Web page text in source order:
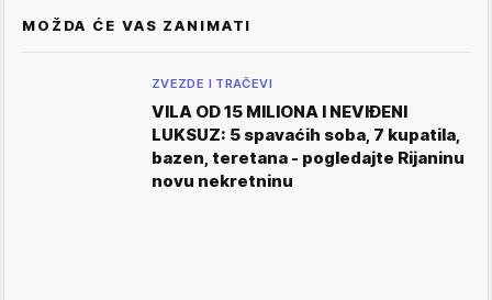
MOŽDA ĆE VAS ZANIMATI
ZVEZDE I TRAČEVI
VILA OD 15 MILIONA I NEVIĐENI
LUKSUZ: 5 spavaćih soba, 7 kupatila,
bazen, teretana - pogledajte Rijaninu
novu nekretninu